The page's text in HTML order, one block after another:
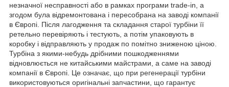
незначної несправності або в рамках програми trade-in, а
згодом була відремонтована і пересобрана на заводі компанії
в Європі. Після лагодження та складання старої турбіни її
ретельно перевіряють і тестують, а потім упаковують в
коробку і відправляють у продаж по помітно зниженою ціною.
Турбіна з якими-небудь дрібними пошкодженнями
відновлюється не китайськими майстрами, а саме на заводі
компанії в Європі. Це означає, що при регенерації турбіни
використовуються оригінальні запчастини, що гарантує